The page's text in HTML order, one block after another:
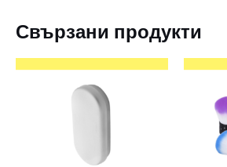
Свързани продукти